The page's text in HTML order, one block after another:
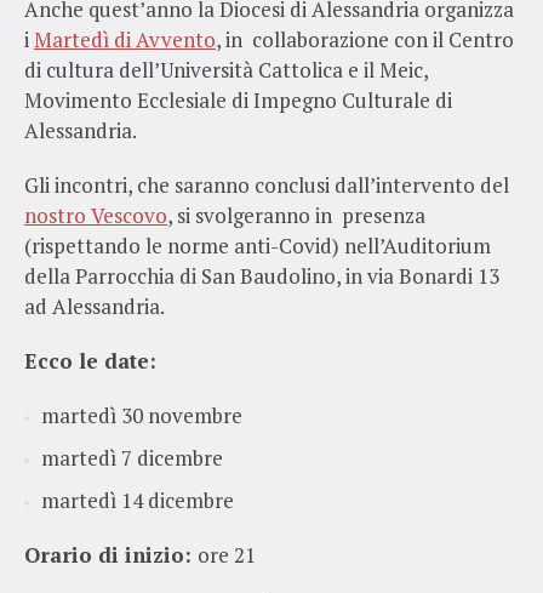
Anche quest’anno la Diocesi di Alessandria organizza
iMartedì di Avvento, in collaborazione con il Centro
di cultura dell’Università Cattolica e il Meic,
Movimento Ecclesiale di Impegno Culturale di
Alessandria.
Gli incontri, che saranno conclusi dall’intervento del
nostro Vescovo, si svolgeranno in presenza
(rispettando le norme anti-Covid) nell’Auditorium
della Parrocchia di San Baudolino, in via Bonardi 13
ad Alessandria.
Ecco le date:
martedì 30 novembre
martedì 7 dicembre
martedì 14 dicembre
Orario di inizio: ore 21